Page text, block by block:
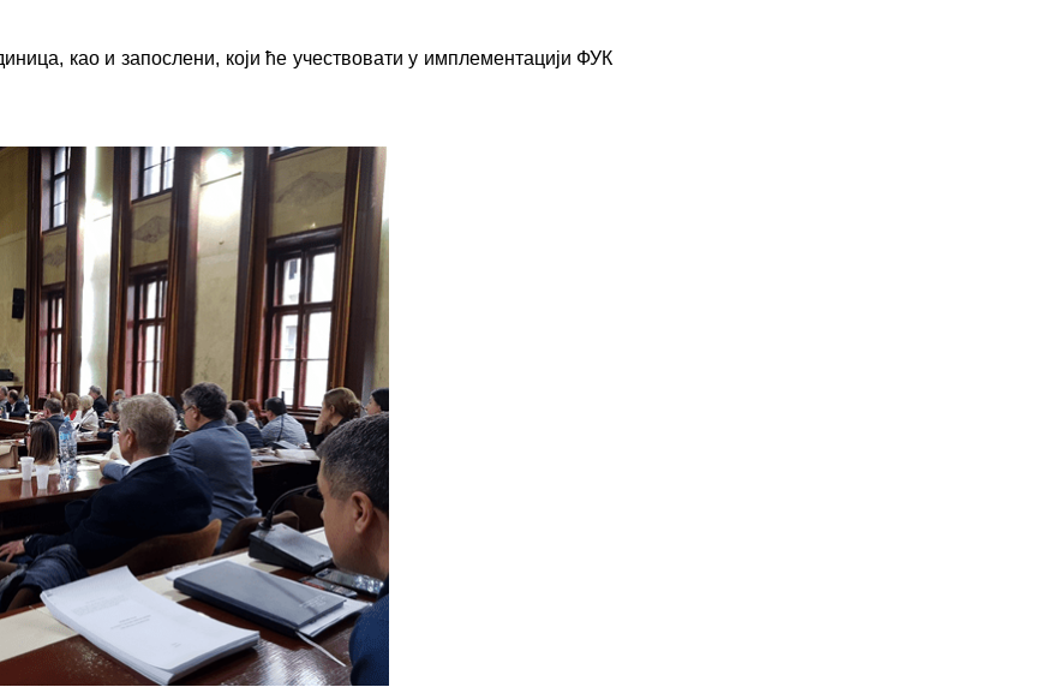
као и запослени, који ће учествовати у имплементацији ФУК